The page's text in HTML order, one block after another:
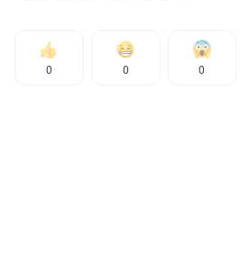
0 0 0